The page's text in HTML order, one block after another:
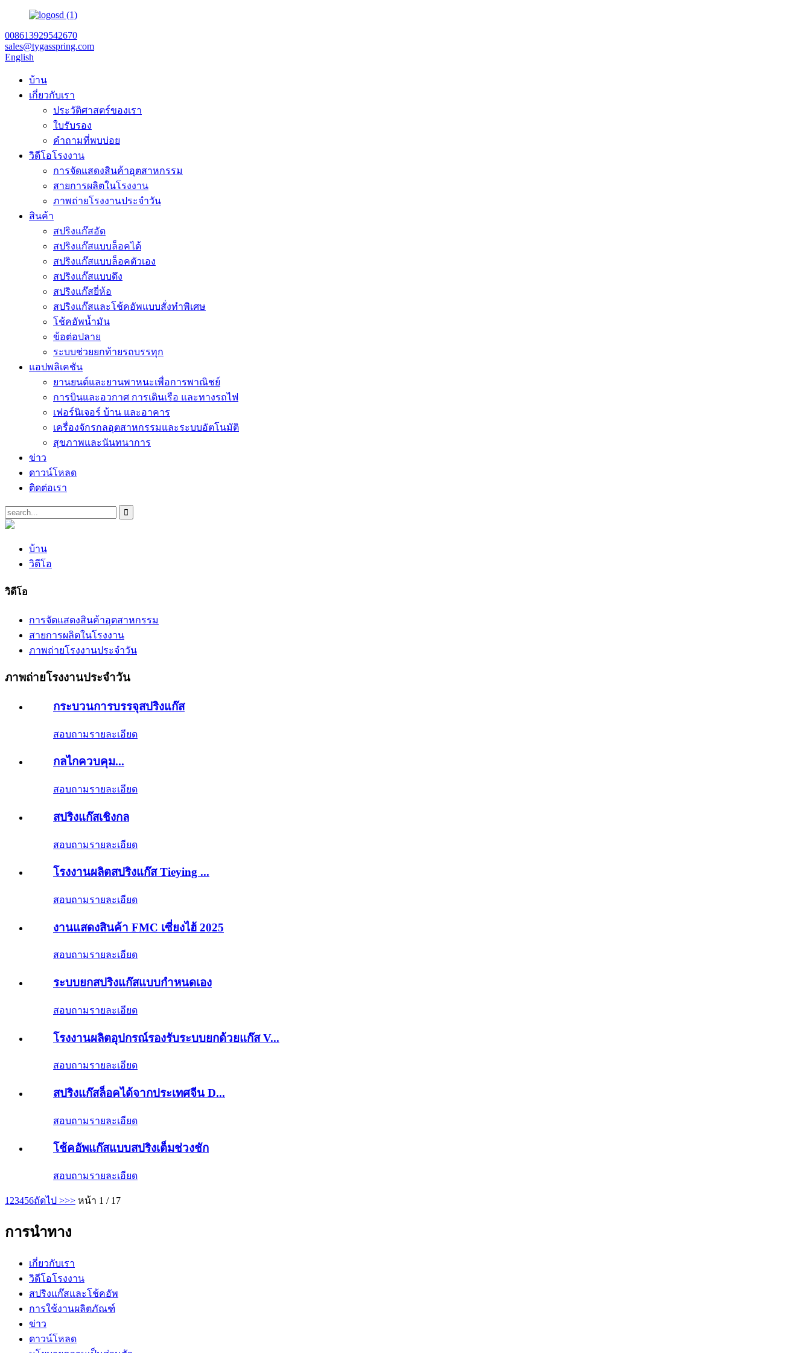
008613929542670
sales@tygasspring.com
English
บ้าน
เกี่ยวกับเรา
ประวัติศาสตร์ของเรา
ใบรับรอง
คำถามที่พบบ่อย
วิดีโอโรงงาน
การจัดแสดงสินค้าอุตสาหกรรม
สายการผลิตในโรงงาน
ภาพถ่ายโรงงานประจำวัน
สินค้า
สปริงแก๊สอัด
สปริงแก๊สแบบล็อคได้
สปริงแก๊สแบบล็อคตัวเอง
สปริงแก๊สแบบดึง
สปริงแก๊สยี่ห้อ
สปริงแก๊สและโช้คอัพแบบสั่งทำพิเศษ
โช้คอัพน้ำมัน
ข้อต่อปลาย
ระบบช่วยยกท้ายรถบรรทุก
แอปพลิเคชัน
ยานยนต์และยานพาหนะเพื่อการพาณิชย์
การบินและอวกาศ การเดินเรือ และทางรถไฟ
เฟอร์นิเจอร์ บ้าน และอาคาร
เครื่องจักรกลอุตสาหกรรมและระบบอัตโนมัติ
สุขภาพและนันทนาการ
ข่าว
ดาวน์โหลด
ติดต่อเรา
บ้าน
วิดีโอ
วิดีโอ
การจัดแสดงสินค้าอุตสาหกรรม
สายการผลิตในโรงงาน
ภาพถ่ายโรงงานประจำวัน
ภาพถ่ายโรงงานประจำวัน
กระบวนการบรรจุสปริงแก๊ส
สอบถามรายละเอียด
กลไกควบคุม...
สอบถามรายละเอียด
สปริงแก๊สเชิงกล
สอบถามรายละเอียด
โรงงานผลิตสปริงแก๊ส Tieying ...
สอบถามรายละเอียด
งานแสดงสินค้า FMC เซี่ยงไฮ้ 2025
สอบถามรายละเอียด
ระบบยกสปริงแก๊สแบบกำหนดเอง
สอบถามรายละเอียด
โรงงานผลิตอุปกรณ์รองรับระบบยกด้วยแก๊ส V...
สอบถามรายละเอียด
สปริงแก๊สล็อคได้จากประเทศจีน D...
สอบถามรายละเอียด
โช้คอัพแก๊สแบบสปริงเต็มช่วงชัก
สอบถามรายละเอียด
1 23456ถัดไป >>> หน้า 1 / 17
การนำทาง
เกี่ยวกับเรา
วิดีโอโรงงาน
สปริงแก๊สและโช้คอัพ
การใช้งานผลิตภัณฑ์
ข่าว
ดาวน์โหลด